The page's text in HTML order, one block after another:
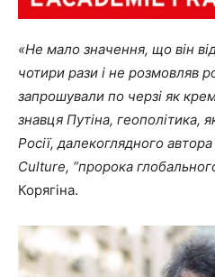
«Не мало значення, що він
чотири рази і не розмовляв
запрошували по черзі як
знавця Путіна, геополітика,
Росії, далекоглядного
Culture, “пророка
Корягіна.